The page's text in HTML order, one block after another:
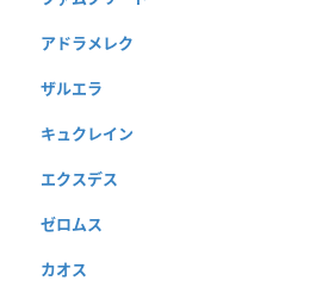
アドラメレク
ザルエラ
キュクレイン
エクスデス
ゼロムス
カオス